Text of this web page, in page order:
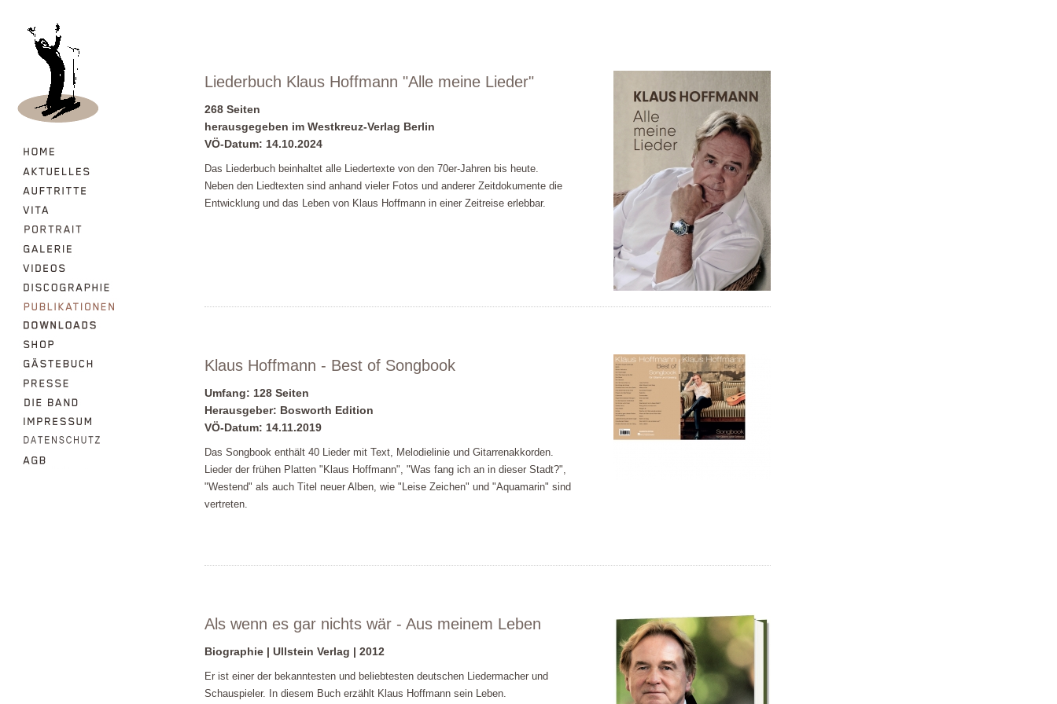
Liederbuch Klaus Hoffmann "Alle meine Lieder"
268 Seiten
herausgegeben im Westkreuz-Verlag Berlin
VÖ-Datum: 14.10.2024
Das Liederbuch beinhaltet alle Liedertexte von den 70er-Jahren bis heute.
Neben den Liedtexten sind anhand vieler Fotos und anderer Zeitdokumente die
Entwicklung und das Leben von Klaus Hoffmann in einer Zeitreise erlebbar.
Klaus Hoffmann - Best of Songbook
Umfang: 128 Seiten
Herausgeber: Bosworth Edition
VÖ-Datum: 14.11.2019
Das Songbook enthält 40 Lieder mit Text, Melodielinie und Gitarrenakkorden.
Lieder der frühen Platten "Klaus Hoffmann", "Was fang ich an in dieser Stadt?",
"Westend" als auch Titel neuer Alben, wie "Leise Zeichen" und "Aquamarin" sind
vertreten.
Als wenn es gar nichts wär - Aus meinem Leben
Biographie | Ullstein Verlag | 2012
Er ist einer der bekanntesten und beliebtesten deutschen Liedermacher und
Schauspieler. In diesem Buch erzählt Klaus Hoffmann sein Leben.